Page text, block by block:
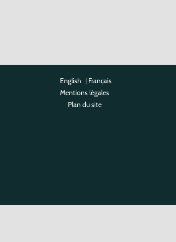
English | Français
Mentions légales
Plan du site